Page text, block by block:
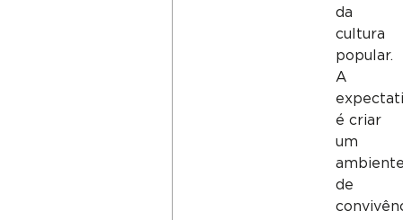
da
cultura
popular.
A
é criar
um
de